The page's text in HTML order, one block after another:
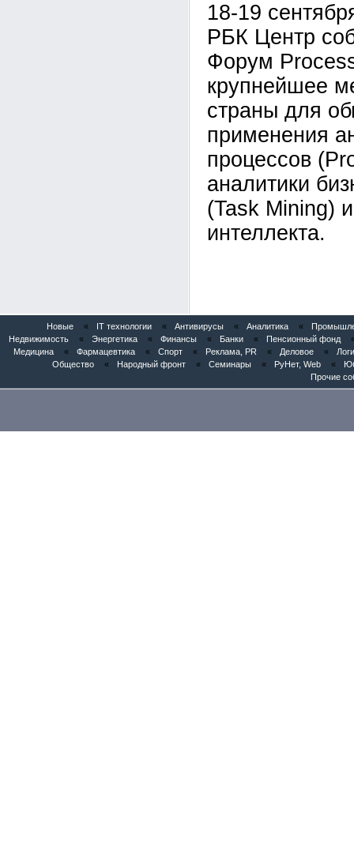
18-19
РБК Центр
Форум
крупнейшее
страны для
применения
процессов
аналитики
(Task Mining)
интеллекта.
Новые « IT технологии « Антивирусы « Аналитика «
Недвижимость
« Энергетика « Финансы « Банки « Пенсионный фонд
Медицина
« Фармацевтика « Спорт « Реклама, PR « Деловое «
Общество
« Народный фронт « Семинары « РуНет, Web «
Прочие